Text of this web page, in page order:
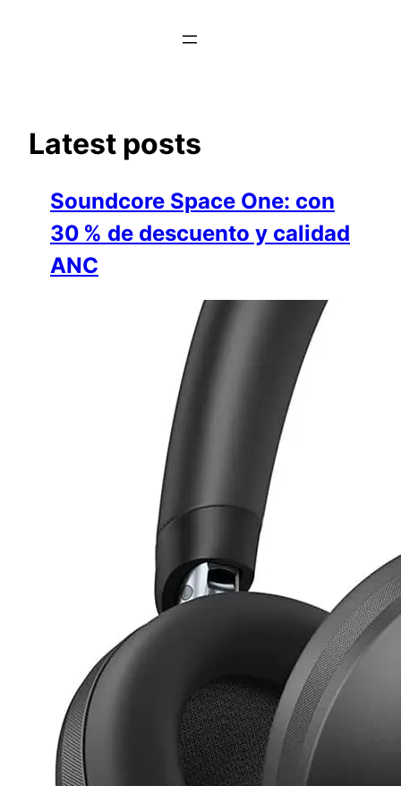
Latest posts
Soundcore Space One: con
30 % de descuento y calidad
ANC